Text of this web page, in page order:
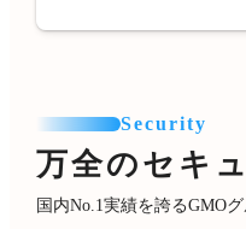
Security
万全のセキ
国内No.1実績を誇るGMO